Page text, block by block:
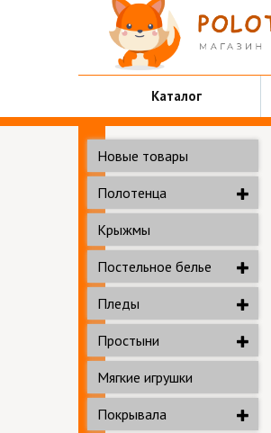
Каталог
Новые товары
Полотенца
Крыжмы
Постельное белье
Пледы
Простыни
Мягкие игрушки
Покрывала